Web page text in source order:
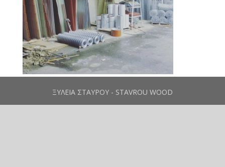
ΞΥΛΕΙΑ ΣΤΑΥΡΟΥ - STAVROU WOOD